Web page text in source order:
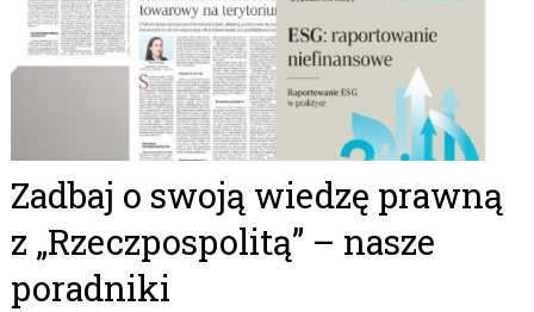
Zadbaj o swoją wiedzę prawną
z „Rzeczpospolitą” – nasze
poradniki